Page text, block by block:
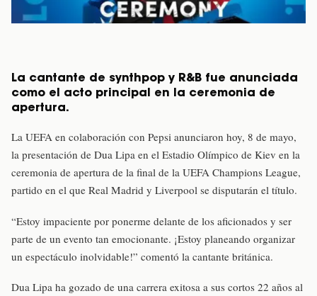
La cantante de synthpop y R&B fue anunciada
como el acto principal en la ceremonia de
apertura.
La UEFA en colaboración con Pepsi anunciaron hoy, 8 de mayo,
la presentación de Dua Lipa en el Estadio Olímpico de Kiev en la
ceremonia de apertura de la final de la UEFA Champions League,
partido en el que Real Madrid y Liverpool se disputarán el título.
“Estoy impaciente por ponerme delante de los aficionados y ser
parte de un evento tan emocionante. ¡Estoy planeando organizar
un espectáculo inolvidable!” comentó la cantante británica.
Dua Lipa ha gozado de una carrera exitosa a sus cortos 22 años al